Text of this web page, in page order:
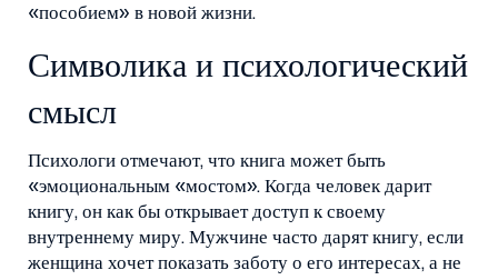
«пособием» в новой жизни.
Символика и психологический
смысл
Психологи отмечают, что книга может быть
«эмоциональным «мостом». Когда человек дарит
книгу, он как бы открывает доступ к своему
внутреннему миру. Мужчине часто дарят книгу, если
женщина хочет показать заботу о его интересах, а не